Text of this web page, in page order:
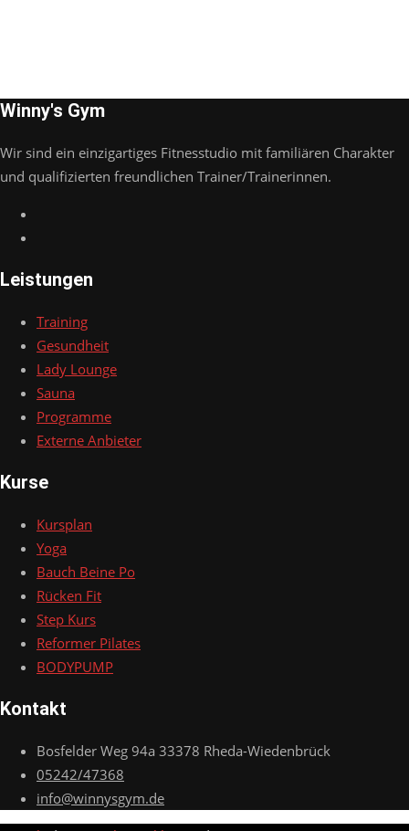
Winny's Gym
Wir sind ein einzigartiges Fitnesstudio mit familiären Charakter
und qualifizierten freundlichen Trainer/Trainerinnen.
Leistungen
Training
Gesundheit
Lady Lounge
Sauna
Programme
Externe Anbieter
Kurse
Kursplan
Yoga
Bauch Beine Po
Rücken Fit
Step Kurs
Reformer Pilates
BODYPUMP
Kontakt
Bosfelder Weg 94a 33378 Rheda-Wiedenbrück
05242/47368
info@winnysgym.de